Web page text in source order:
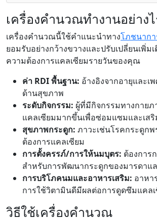
เครื่องคำนวณทำงานอย่าง
เครื่องคำนวณนี้ใช้คำแนะนำทางโภชนากา
ยอมรับอย่างกว้างขวางและปรับเปลี่ยนเพิ่ม
ความต้องการแคลเซียมรายวันของคุณ
ค่า RDI พื้นฐาน: อ้างอิงจากอายุและเ
ด้านสุขภาพ
ระดับกิจกรรม: ผู้ที่มีกิจกรรมทางกายภ
แคลเซียมมากขึ้นเพื่อซ่อมแซมและเสริ
สุขภาพกระดูก: ภาวะเช่นโรคกระดูก
ต้องการแคลเซียม
การตั้งครรภ์/การให้นมบุตร: ต้องการ
สำหรับการพัฒนากระดูกของมารดาแ
การบริโภคนมและอาหารเสริม: อาห
การใช้วิตามินดีมีผลต่อการดูดซึมแคล
วิธีใช้เครื่องคำนวณ